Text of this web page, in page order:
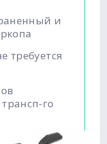
и
требуется
го